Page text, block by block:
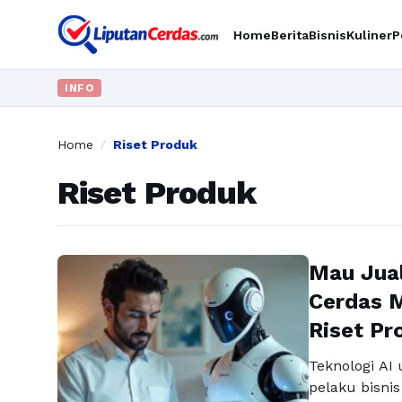
HomeBeritaBisnisKuliner
INFO
Home / Riset Produk
Riset Produk
Mau
Cerdas
Riset
Teknologi
pelaku